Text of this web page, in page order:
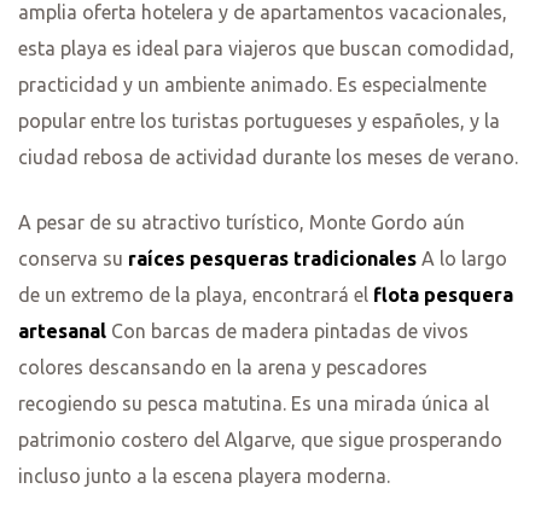
amplia oferta hotelera y de apartamentos vacacionales,
esta playa es ideal para viajeros que buscan comodidad,
practicidad y un ambiente animado. Es especialmente
popular entre los turistas portugueses y españoles, y la
ciudad rebosa de actividad durante los meses de verano.
A pesar de su atractivo turístico, Monte Gordo aún
conserva su raíces pesqueras tradicionales A lo largo
de un extremo de la playa, encontrará el flota pesquera
artesanal Con barcas de madera pintadas de vivos
colores descansando en la arena y pescadores
recogiendo su pesca matutina. Es una mirada única al
patrimonio costero del Algarve, que sigue prosperando
incluso junto a la escena playera moderna.